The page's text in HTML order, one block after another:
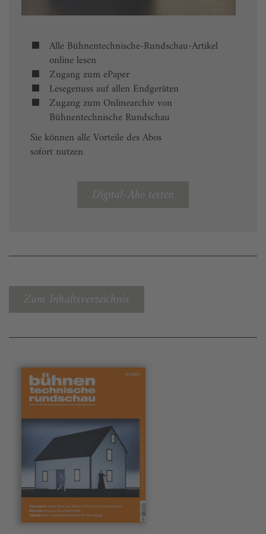
Alle Bühnentechnische-Rundschau-Artikel
online lesen
Zugang zum ePaper
Lesegenuss auf allen Endgeräten
Zugang zum Onlinearchiv von
Bühnentechnische Rundschau
Sie können alle Vorteile des Abos
sofort nutzen
Digital-Abo testen
Zum Inhaltsverzeichnis